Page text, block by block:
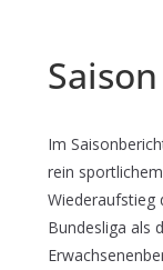
Im
rein
Wiederaufstieg
Bundesliga als